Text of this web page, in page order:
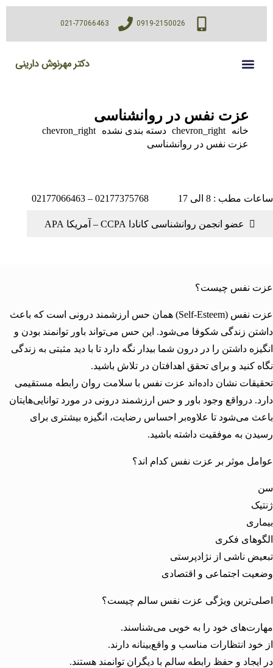
0919-2150026
021-77066463
دکتر مهرنوش دارینی
عزت نفس در روانشناسی
خانه chevron_right دسته بندی نشده chevron_right
عزت نفس در روانشناسی
مطب : 8 الی 17 02177375768 – 02177066463
عضو انجمن روانشناسی کانادا CCPA – آمریکا APA
نفس چیست؟
عزت نفس (Self-Esteem) همان حس ارزشمند درونی است که باعث
زندگی شکوفا می‌شود. این حس می‌تواند باور توانمند بودن و
داشتن را در درون شما بیدار نگه دارد تا با دید مثبتی به زندگی
کنید و برای تحقق اهدافتان در تلاش باشید.
نشان داده‌اند عزت نفس با سلامت روان رابطه مستقیمی
درواقع وجود باور و حس ارزشمند درونی در مورد توانایی‌هایتان
می‌شود تا علاوه‌بر احساس رضایت، انگیزه بیشتری برای
به موفقیت داشته باشید.
موثر بر عزت نفس کدام اند؟
فکری
ناشی از نژادپرستی
اجتماعی و اقتصادی
ویژگی عزت نفس سالم چیست؟
خود را به خوبی می‌شناسند.
انتظارات مناسب و واقع‌بینانه دارند.
و حفظ رابطه سالم با دیگران توانمند هستند.